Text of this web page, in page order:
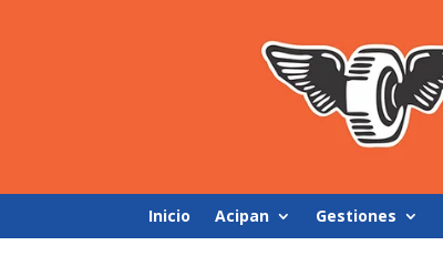
Inicio Acipan Gestiones